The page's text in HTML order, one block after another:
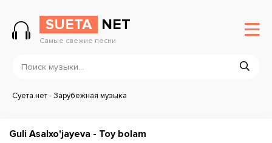
SUETA NET
Самые свежие песни
Суета.нет-Зарубежная музыка
Guli Asalxo'jayeva - Toy bolam